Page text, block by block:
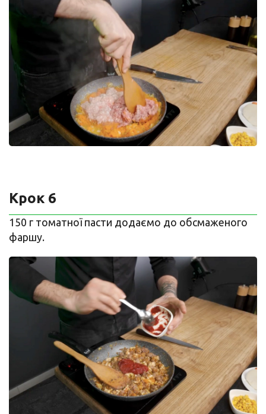
Крок 6
150 г томатної пасти додаємо до обсмаженого
фаршу.